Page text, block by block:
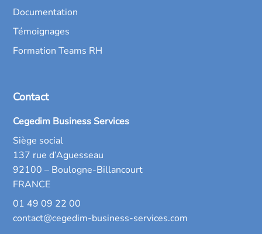
Documentation
Témoignages
Formation Teams RH
Contact
Cegedim Business Services
Siège social
137 rue d’Aguesseau
92100 – Boulogne-Billancourt
FRANCE
01 49 09 22 00
contact@cegedim-business-services.com